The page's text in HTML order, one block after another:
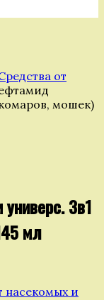
от
мошек)
3в1
мл
насекомых и